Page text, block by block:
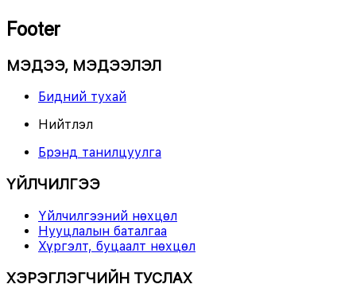
Footer
МЭДЭЭ, МЭДЭЭЛЭЛ
Бидний тухай
Нийтлэл
Брэнд танилцуулга
ҮЙЛЧИЛГЭЭ
Үйлчилгээний нөхцөл
Нууцлалын баталгаа
Хүргэлт, буцаалт нөхцөл
ХЭРЭГЛЭГЧИЙН ТУСЛАХ